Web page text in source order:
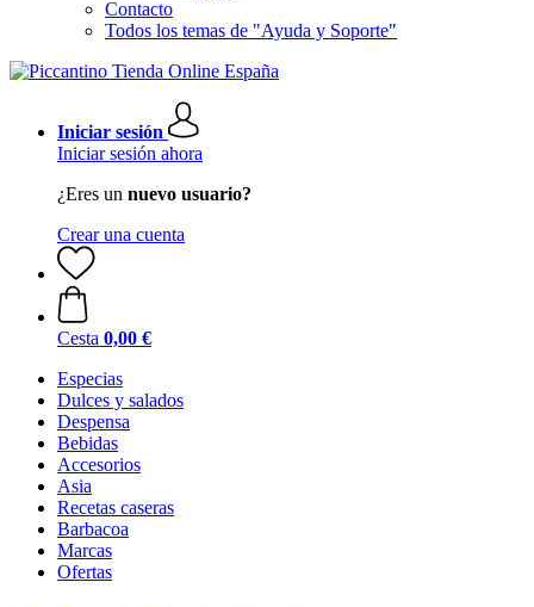
Contacto
Todos los temas de "Ayuda y Soporte"
Iniciar sesión
Iniciar sesión ahora
¿Eres un nuevo usuario?
Crear una cuenta
Cesta 0,00 €
Especias
Dulces y salados
Despensa
Bebidas
Accesorios
Asia
Recetas caseras
Barbacoa
Marcas
Ofertas